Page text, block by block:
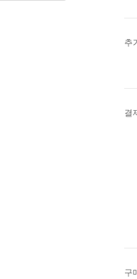
추
결
구